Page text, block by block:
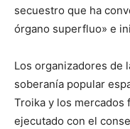
secuestro que ha
órgano superfluo» e
Los organizadores de
soberanía popular
Troika y los mercados
ejecutado con el